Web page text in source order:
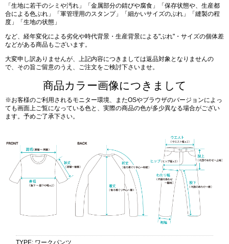
「生地に若干のシミや汚れ」「金属部分の錆びや腐食」「保存状態や、生産都
合による色ぶれ」「軍管理用のスタンプ」「細かいサイズのぶれ」「縫製の程
度」「生地の状態」
など、経年変化による劣化や時代背景・生産背景による"ぶれ"・サイズの個体差
などがある商品もございます。
大変申し訳ありませんが、上記内容につきましては返品対象となりませんの
で、その旨ご留意のうえ、ご注文をご検討下さいませ。
商品カラー画像につきまして
※お客様のご利用されるモニター環境、またOSやブラウザのバージョンによっ
ても画面上ご覧になっている色と、実際の商品の色が多少異なる場合がござい
ます。予めご了承下さい。
TYPE: ワークパンツ